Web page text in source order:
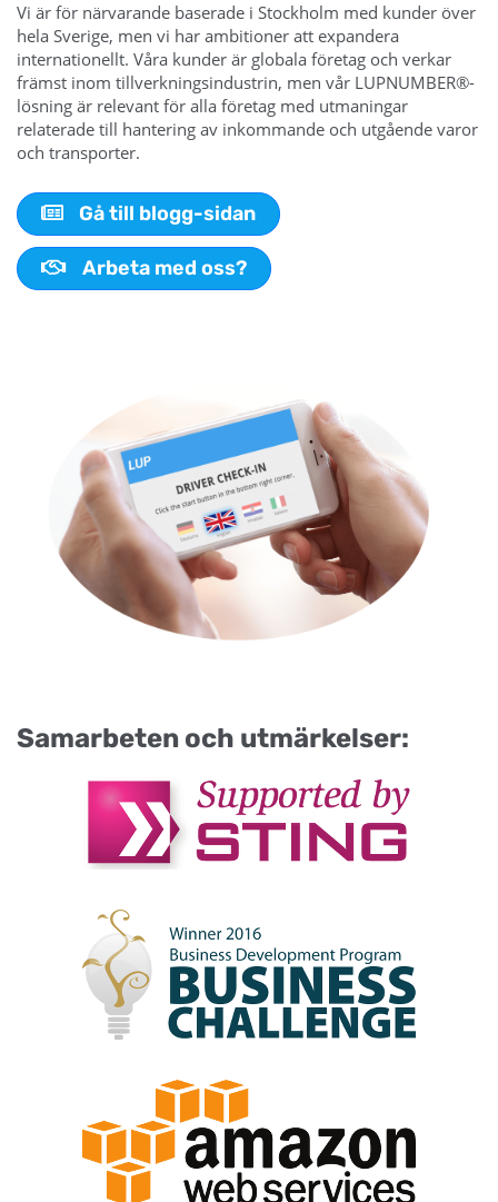
Vi är för närvarande baserade i Stockholm med kunder över
hela Sverige, men vi har ambitioner att expandera
internationellt. Våra kunder är globala företag och verkar
främst inom tillverkningsindustrin, men vår LUPNUMBER®-
lösning är relevant för alla företag med utmaningar
relaterade till hantering av inkommande och utgående varor
och transporter.
Gå till blogg-sidan
Arbeta med oss?
Samarbeten och utmärkelser: